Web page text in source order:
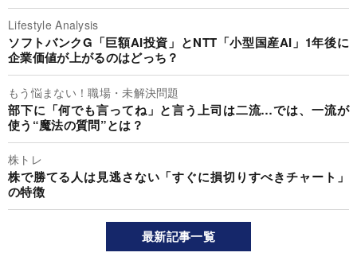
Lifestyle Analysis
ソフトバンクG「巨額AI投資」とNTT「小型国産AI」1年後に
企業価値が上がるのはどっち？
もう悩まない！職場・未解決問題
部下に「何でも言ってね」と言う上司は二流…では、一流が
使う“魔法の質問”とは？
株トレ
株で勝てる人は見逃さない「すぐに損切りすべきチャート」
の特徴
最新記事一覧